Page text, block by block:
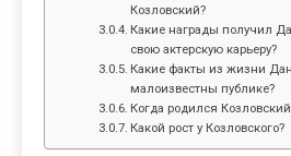
Козловский?
Какие награды получил
свою актерскую карьеру?
Какие факты из жизни
малоизвестны публике?
Когда родился
Какой рост у Козловского?